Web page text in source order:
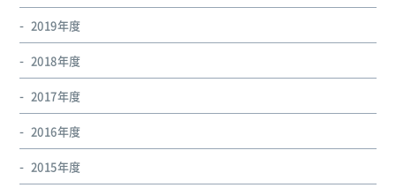
2019年度
2018年度
2017年度
2016年度
2015年度